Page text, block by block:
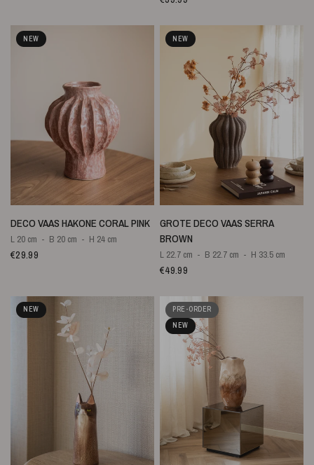
NEW
QUICK VIEW
DECO VAAS HAKONE CORAL PINK
L 20 cm B 20 cm H 24 cm
€29.99
NEW
QUICK VIEW
GROTE DECO VAAS SERRA
BROWN
L 22.7 cm B 22.7 cm H 33.5 cm
€49.99
NEW
PRE-ORDER
NEW